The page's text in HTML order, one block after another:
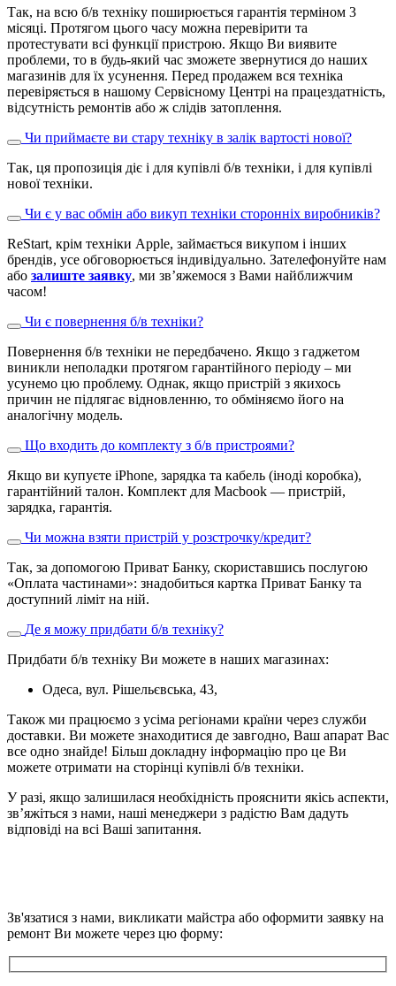
Так, на всю б/в техніку поширюється гарантія терміном 3
місяці. Протягом цього часу можна перевірити та
протестувати всі функції пристрою. Якщо Ви виявите
проблеми, то в будь-який час зможете звернутися до наших
магазинів для їх усунення. Перед продажем вся техніка
перевіряється в нашому Сервісному Центрі на працездатність,
відсутність ремонтів або ж слідів затоплення.
Чи приймаєте ви стару техніку в залік вартості нової?
Так, ця пропозиція діє і для купівлі б/в техніки, і для купівлі
нової техніки.
Чи є у вас обмін або викуп техніки сторонніх виробників?
ReStart, крім техніки Apple, займається викупом і інших
брендів, усе обговорюється індивідуально. Зателефонуйте нам
або залиште заявку, ми зв’яжемося з Вами найближчим
часом!
Чи є повернення б/в техніки?
Повернення б/в техніки не передбачено. Якщо з гаджетом
виникли неполадки протягом гарантійного періоду – ми
усунемо цю проблему. Однак, якщо пристрій з якихось
причин не підлягає відновленню, то обміняємо його на
аналогічну модель.
Що входить до комплекту з б/в пристроями?
Якщо ви купуєте iPhone, зарядка та кабель (іноді коробка),
гарантійний талон. Комплект для Macbook — пристрій,
зарядка, гарантія.
Чи можна взяти пристрій у розстрочку/кредит?
Так, за допомогою Приват Банку, скориставшись послугою
«Оплата частинами»: знадобиться картка Приват Банку та
доступний ліміт на ній.
Де я можу придбати б/в техніку?
Придбати б/в техніку Ви можете в наших магазинах:
Одеса, вул. Рішельєвська, 43,
Також ми працюємо з усіма регіонами країни через служби
доставки. Ви можете знаходитися де завгодно, Ваш апарат Вас
все одно знайде! Більш докладну інформацію про це Ви
можете отримати на сторінці купівлі б/в техніки.
У разі, якщо залишилася необхідність прояснити якісь аспекти,
зв’яжіться з нами, наші менеджери з радістю Вам дадуть
відповіді на всі Ваші запитання.
Зв'язатися з нами, викликати майстра або оформити заявку на
ремонт Ви можете через цю форму: